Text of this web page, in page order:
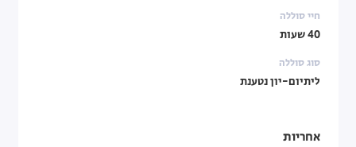
חיי סוללה
40 שעות
סוג סוללה
ליתיום-יון נטענת
אחריות